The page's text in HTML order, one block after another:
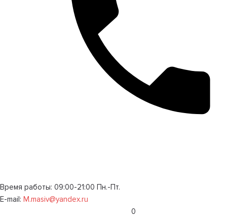
Время работы: 09:00-21:00 Пн.-Пт.
E-mail: M.masiv@yandex.ru
0